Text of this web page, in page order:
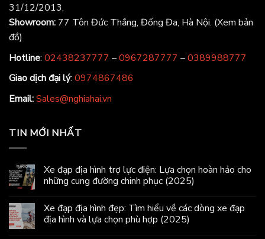
31/12/2013.
Showroom: 77 Tôn Đức Thắng, Đống Đa, Hà Nội. (Xem bản
đồ)
Hotline: 02438237777 –0967287777 –0389988777
Giao dịch đại lý: 0974867486
Email:Sales@nghiahai.vn
TIN MỚI NHẤT
Xe đạp địa hình trợ lực điện: Lựa chọn hoàn hảo cho
những cung đường chinh phục (2025)
Xe đạp địa hình đẹp: Tìm hiểu về các dòng xe đạp
địa hình và lựa chọn phù hợp (2025)